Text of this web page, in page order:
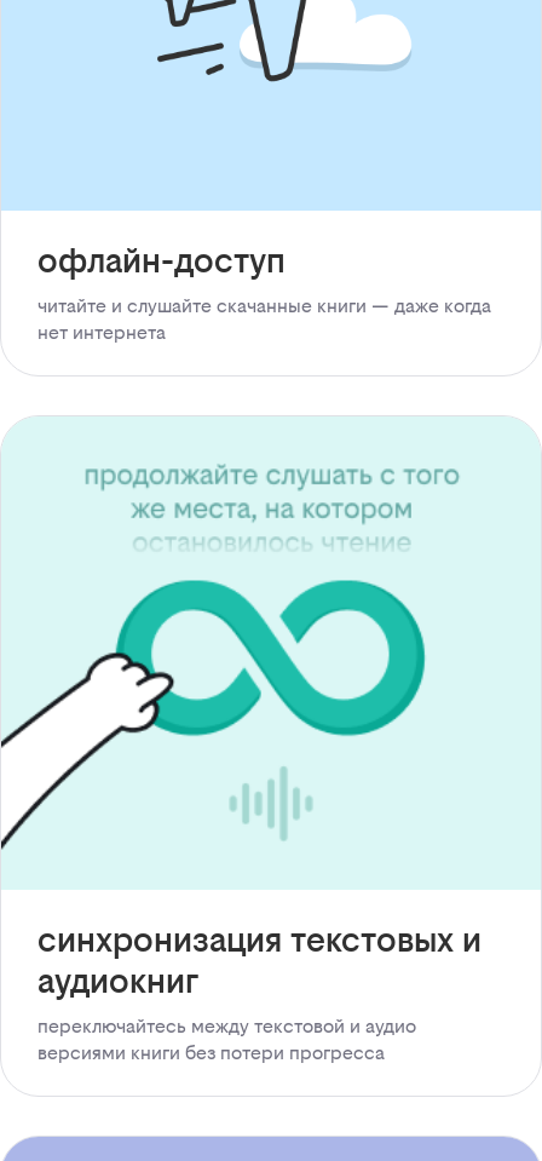
офлайн-доступ
читайте и слушайте скачанные книги — даже когда
нет интернета
синхронизация текстовых и
аудиокниг
переключайтесь между текстовой и аудио
версиями книги без потери прогресса